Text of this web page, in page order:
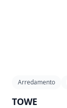
Arredamento
TOWE